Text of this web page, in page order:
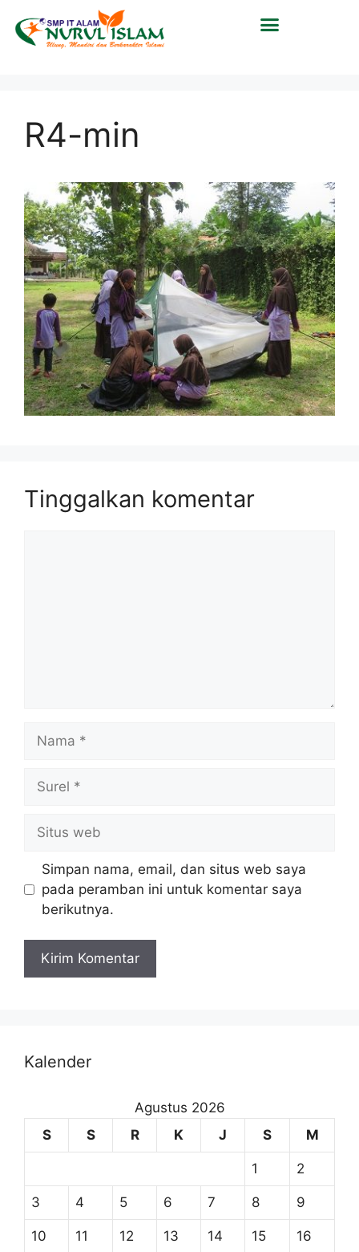
R4-min
Tinggalkan komentar
Simpan nama, email, dan situs web saya
pada peramban ini untuk komentar saya
berikutnya.
Kalender
Agustus 2026
S
S R K J S M
1 2
3 4 5 6 7 8 9
10 11 12 13 14 15 16